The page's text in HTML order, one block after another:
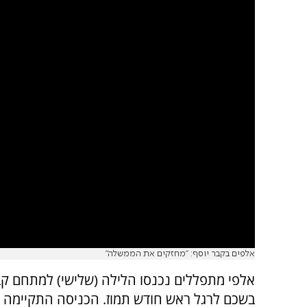
אלפים בקבר יוסף: "מחזקים את הממשלה"
אלפי מתפללים נכנסו הלילה (שלישי) למתחם
בשכם לרגל ראש חודש תמוז. הכניסה התקיימה